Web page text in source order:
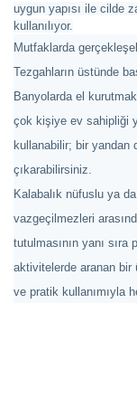
uygun yapısı ile cilde
kullanılıyor.
Mutfaklarda
Tezgahların üstünde
Banyolarda el
çok kişiye ev sahipliği
kullanabilir; bir yandan
çıkarabilirsiniz.
Kalabalık nüfuslu ya
vazgeçilmezleri
tutulmasının yanı
aktivitelerde aranan bir
ve pratik kullanımıyla